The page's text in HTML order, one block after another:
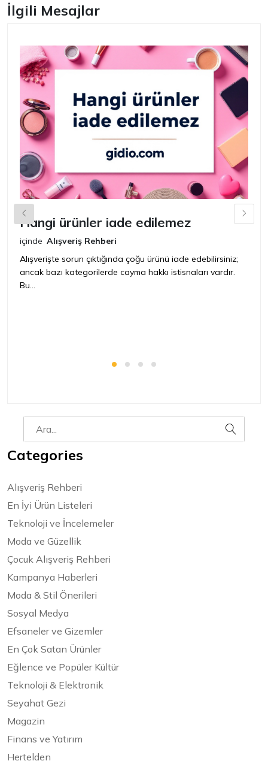
İlgili Mesajlar
Hangi ürünler iade edilemez
içinde Alışveriş Rehberi
Alışverişte sorun çıktığında çoğu ürünü iade edebilirsiniz;
ancak bazı kategorilerde cayma hakkı istisnaları vardır.
Bu...
Categories
Alışveriş Rehberi
En İyi Ürün Listeleri
Teknoloji ve İncelemeler
Moda ve Güzellik
Çocuk Alışveriş Rehberi
Kampanya Haberleri
Moda & Stil Önerileri
Sosyal Medya
Efsaneler ve Gizemler
En Çok Satan Ürünler
Eğlence ve Popüler Kültür
Teknoloji & Elektronik
Seyahat Gezi
Magazin
Finans ve Yatırım
Hertelden